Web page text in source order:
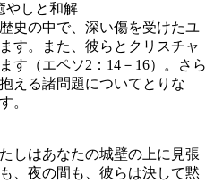
やしと和解
史の中で、深い傷を受けたユ
す。また、彼らとクリスチャ
す（エペソ2：14－16）。さら
える諸問題についてとりな
。
しはあなたの城壁の上に見張
、夜の間も、彼らは決して黙